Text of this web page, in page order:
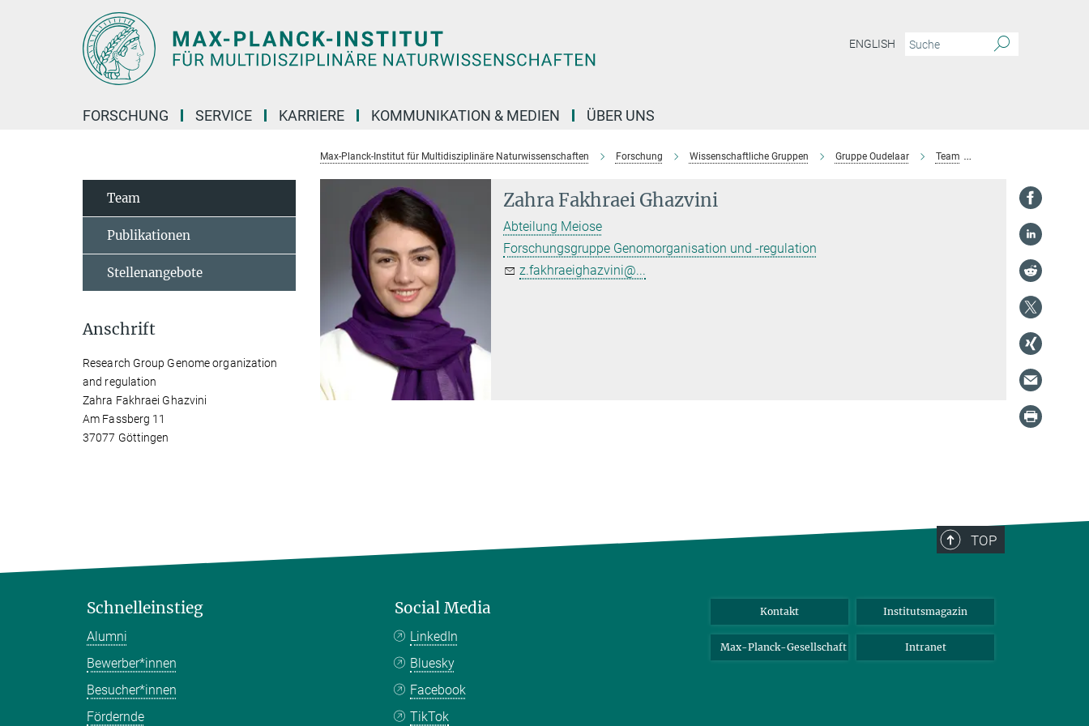
ENGLISH
FORSCHUNG SERVICE KARRIERE KOMMUNIKATION & MEDIEN ÜBER UNS
Max-Planck-Institut für Multidisziplinäre Naturwissenschaften Forschung Wissenschaftliche Gruppen Gruppe Oudelaar Team
Zahra Fakhraei Ghazvini
Abteilung Meiose
Forschungsgruppe Genomorganisation und -regulation
z.fakhraeighazvini@...
Team
Publikationen
Stellenangebote
Anschrift
Research Group Genome organization
and regulation
Zahra Fakhraei Ghazvini
Am Fassberg 11
37077 Göttingen
TOP
Schnelleinstieg
Alumni
Bewerber*innen
Besucher*innen
Fördernde
Social Media
LinkedIn
Bluesky
Facebook
TikTok
Kontakt Institutsmagazin
Max-Planck-Gesellschaft Intranet